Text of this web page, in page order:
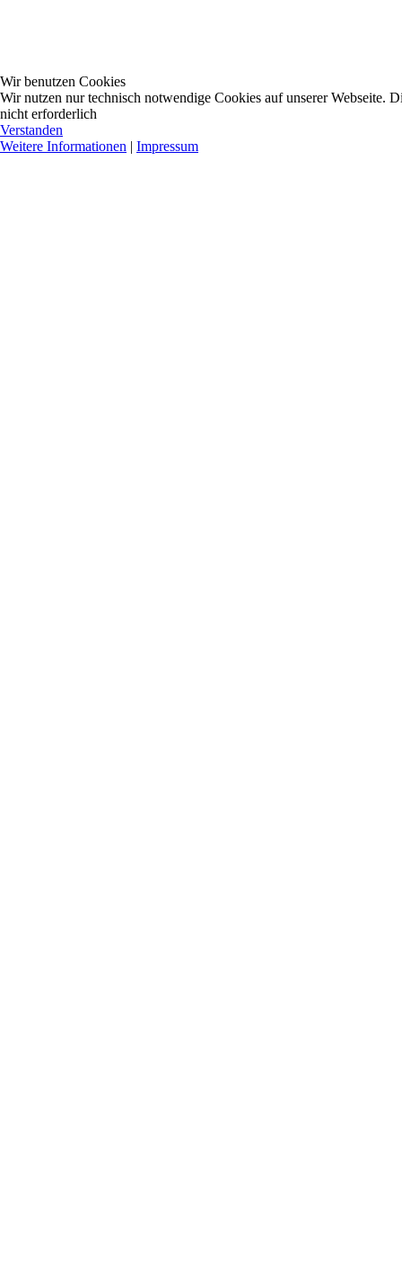
Wir benutzen Cookies
Wir nutzen nur technisch notwendige Cookies auf unserer Webseite.
nicht erforderlich
Verstanden
Weitere Informationen | Impressum